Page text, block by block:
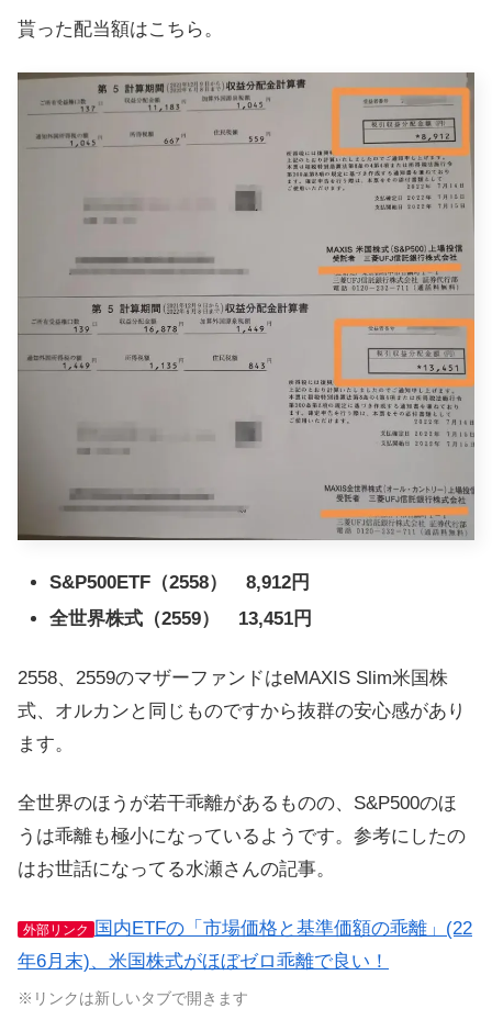
貰った配当額はこちら。
S&P500ETF（2558） 8,912円
全世界株式（2559） 13,451円
2558、2559のマザーファンドはeMAXIS Slim米国株
式、オルカンと同じものですから抜群の安心感があり
ます。
全世界のほうが若干乖離があるものの、S&P500のほ
うは乖離も極小になっているようです。参考にしたの
はお世話になってる水瀬さんの記事。
外部リンク
国内ETFの「市場価格と基準価額の乖離」(22
年6月末)、米国株式がほぼゼロ乖離で良い！
※リンクは新しいタブで開きます